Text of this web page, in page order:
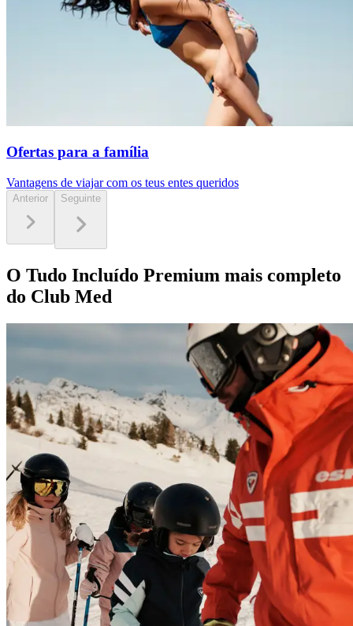
Ofertas para a família
Vantagens de viajar com os teus entes queridos
Anterior Seguinte
O Tudo Incluído Premium mais completo
do Club Med